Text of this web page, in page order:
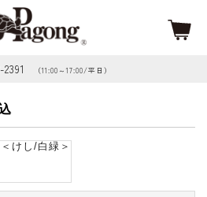
（11:00～17:00/平日）
けし/白緑＞